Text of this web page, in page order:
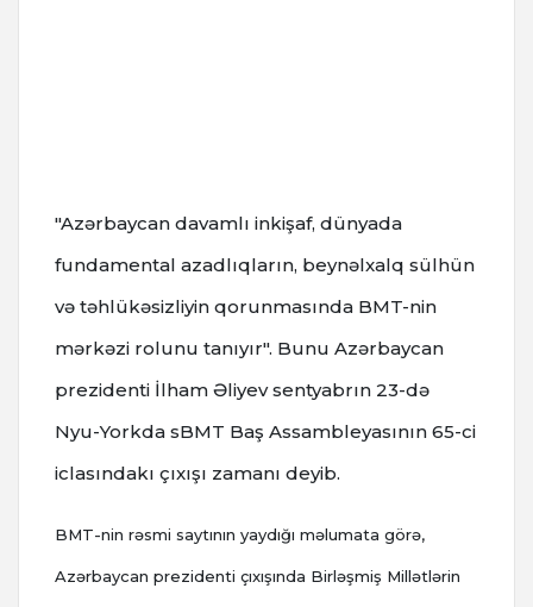
"Azərbaycan davamlı inkişaf, dünyada
fundamental azadlıqların, beynəlxalq sülhün
və təhlükəsizliyin qorunmasında BMT-nin
mərkəzi rolunu tanıyır". Bunu Azərbaycan
prezidenti İlham Əliyev sentyabrın 23-də
Nyu-Yorkda sBMT Baş Assambleyasının 65-ci
iclasındakı çıxışı zamanı deyib.
BMT-nin rəsmi saytının yaydığı məlumata görə,
Azərbaycan prezidenti çıxışında Birləşmiş Millətlərin